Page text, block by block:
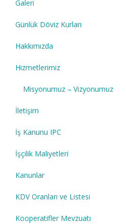
Galeri
Günlük Döviz Kurları
Hakkımızda
Hizmetlerimiz
Misyonumuz – Vizyonumuz
İletişim
İş Kanunu IPC
İşçilik Maliyetleri
Kanunlar
KDV Oranları ve Listesi
Kooperatifler Mevzuatı